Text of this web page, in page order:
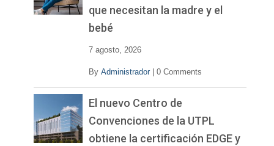
que necesitan la madre y el
bebé
7 agosto, 2026
By Administrador 0 Comments
El nuevo Centro de
Convenciones de la UTPL
obtiene la certificación EDGE y